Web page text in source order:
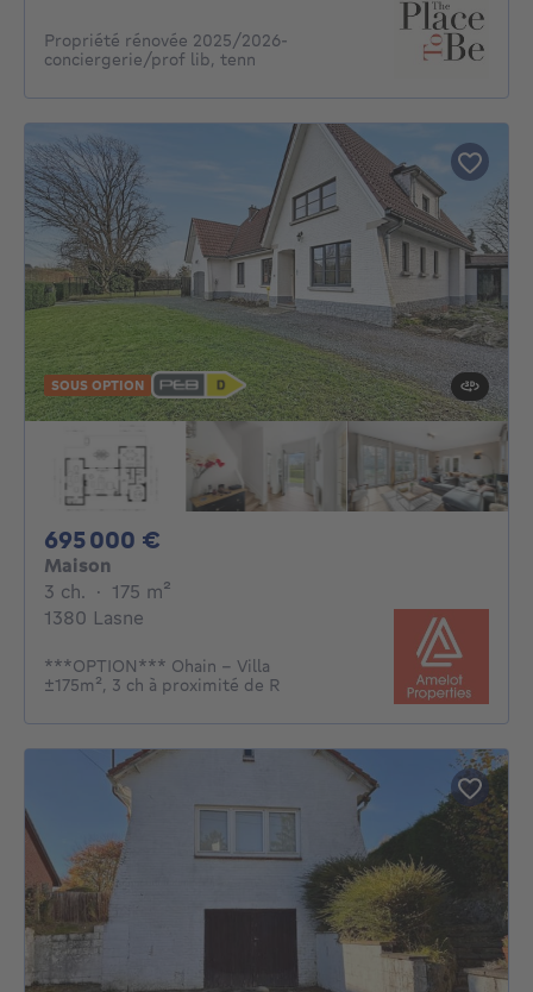
Propriété rénovée 2025/2026-
conciergerie/prof lib, tenn
SOUS OPTION
695 000 €
Maison
3 ch. 3 chambres
· 175 m²
1380 Lasne
***OPTION*** Ohain - Villa
±175m², 3 ch à proximité de R